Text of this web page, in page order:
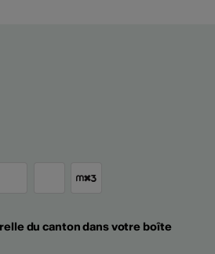
du canton dans votre boîte